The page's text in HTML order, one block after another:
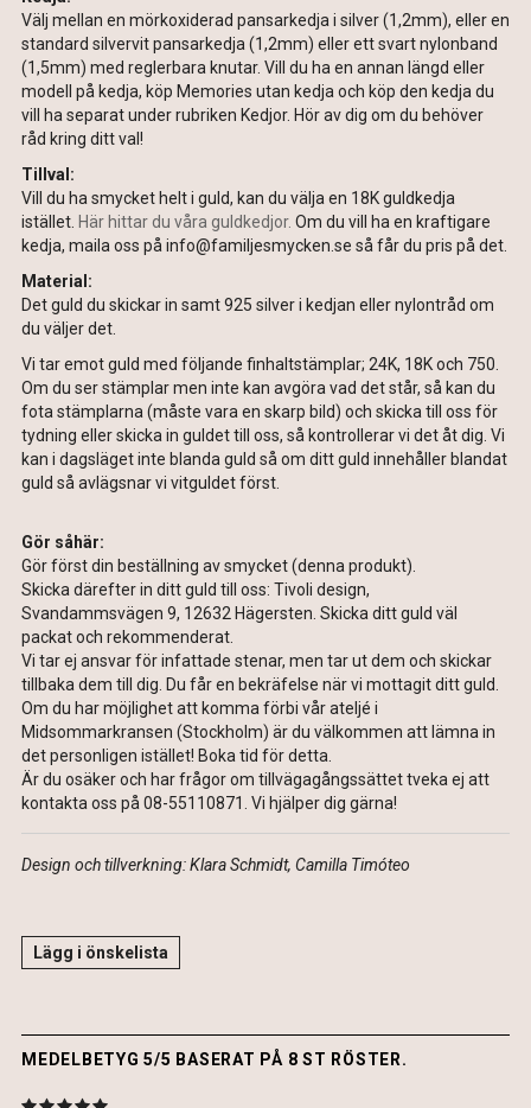
Välj mellan en mörkoxiderad pansarkedja i silver (1,2mm), eller en
standard silvervit pansarkedja (1,2mm) eller ett svart nylonband
(1,5mm) med reglerbara knutar. Vill du ha en annan längd eller
modell på kedja, köp Memories utan kedja och köp den kedja du
vill ha separat under rubriken Kedjor. Hör av dig om du behöver
råd kring ditt val!
Tillval:
Vill du ha smycket helt i guld, kan du välja en 18K guldkedja
istället. Här hittar du våra guldkedjor. Om du vill ha en kraftigare
kedja, maila oss på info@familjesmycken.se så får du pris på det.
Material:
Det guld du skickar in samt 925 silver i kedjan eller nylontråd om
du väljer det.
Vi tar emot guld med följande finhaltstämplar; 24K, 18K och 750.
Om du ser stämplar men inte kan avgöra vad det står, så kan du
fota stämplarna (måste vara en skarp bild) och skicka till oss för
tydning eller skicka in guldet till oss, så kontrollerar vi det åt dig. Vi
kan i dagsläget inte blanda guld så om ditt guld innehåller blandat
guld så avlägsnar vi vitguldet först.
Gör såhär:
Gör först din beställning av smycket (denna produkt).
Skicka därefter in ditt guld till oss: Tivoli design,
Svandammsvägen 9, 12632 Hägersten. Skicka ditt guld väl
packat och rekommenderat.
Vi tar ej ansvar för infattade stenar, men tar ut dem och skickar
tillbaka dem till dig. Du får en bekräfelse när vi mottagit ditt guld.
Om du har möjlighet att komma förbi vår ateljé i
Midsommarkransen (Stockholm) är du välkommen att lämna in
det personligen istället! Boka tid för detta.
Är du osäker och har frågor om tillvägagångssättet tveka ej att
kontakta oss på 08-55110871. Vi hjälper dig gärna!
Design och tillverkning: Klara Schmidt, Camilla Timóteo
Lägg i önskelista
MEDELBETYG 5/5 BASERAT PÅ 8 ST RÖSTER.